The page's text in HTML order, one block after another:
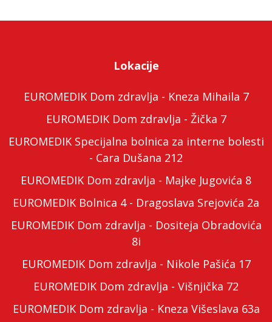
Lokacije
EUROMEDIK Dom zdravlja - Kneza Mihaila 7
EUROMEDIK Dom zdravlja - Žička 7
EUROMEDIK Specijalna bolnica za interne bolesti
- Cara Dušana 212
EUROMEDIK Dom zdravlja - Majke Jugovića 8
EUROMEDIK Bolnica 4 - Dragoslava Srejovića 2a
EUROMEDIK Dom zdravlja - Dositeja Obradovića
8i
EUROMEDIK Dom zdravlja - Nikole Pašića 17
EUROMEDIK Dom zdravlja - Višnjička 72
EUROMEDIK Dom zdravlja - Kneza Višeslava 63a